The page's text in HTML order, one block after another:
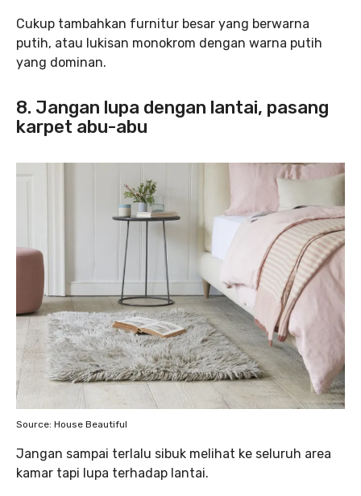
Cukup tambahkan furnitur besar yang berwarna
putih, atau lukisan monokrom dengan warna putih
yang dominan.
8. Jangan lupa dengan lantai, pasang
karpet abu-abu
Source: House Beautiful
Jangan sampai terlalu sibuk melihat ke seluruh area
kamar tapi lupa terhadap lantai.